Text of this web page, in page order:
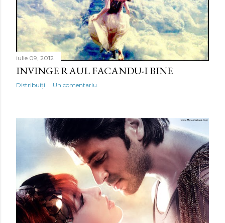
iulie 09, 2012
INVINGE RAUL FACANDU-I BINE
Distribuiți Un comentariu